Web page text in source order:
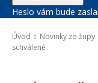
Heslo vám bude
Úvod Novinky zo župy
schválené